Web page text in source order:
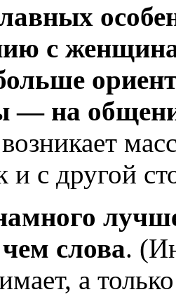
с
— на
и с другой
слова.
а